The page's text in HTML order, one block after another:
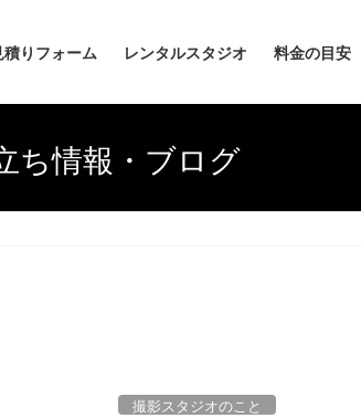
積りフォーム レンタルスタジオ 料金の目安
ち情報・ブログ
撮影スタジオのこと